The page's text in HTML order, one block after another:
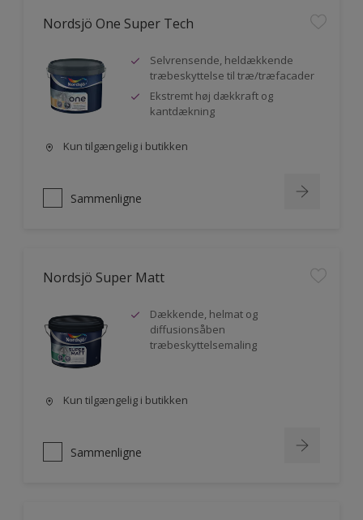
Nordsjö One Super Tech
Selvrensende, heldækkende
træbeskyttelse til træ/træfacader
Ekstremt høj dækkraft og
kantdækning
Kun tilgængelig i butikken
Sammenligne
Nordsjö Super Matt
Dækkende, helmat og
diffusionsåben
træbeskyttelsemaling
Kun tilgængelig i butikken
Sammenligne